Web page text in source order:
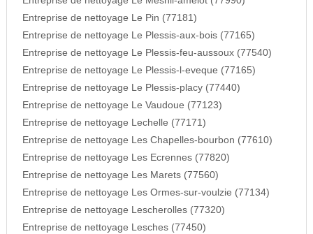
Entreprise de nettoyage Le Pin (77181)
Entreprise de nettoyage Le Plessis-aux-bois (77165)
Entreprise de nettoyage Le Plessis-feu-aussoux (77540)
Entreprise de nettoyage Le Plessis-l-eveque (77165)
Entreprise de nettoyage Le Plessis-placy (77440)
Entreprise de nettoyage Le Vaudoue (77123)
Entreprise de nettoyage Lechelle (77171)
Entreprise de nettoyage Les Chapelles-bourbon (77610)
Entreprise de nettoyage Les Ecrennes (77820)
Entreprise de nettoyage Les Marets (77560)
Entreprise de nettoyage Les Ormes-sur-voulzie (77134)
Entreprise de nettoyage Lescherolles (77320)
Entreprise de nettoyage Lesches (77450)